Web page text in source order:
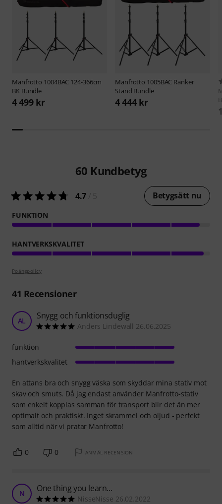
Manfrotto 1004BAC 124-366cm
BK Bundle
4 499 kr
Manfrotto 1005BAC Ranker
Stand Bundle
4 444 kr
60 Kundbetyg
4.7 Betygsätt nu
FUNKTION
HANTVERKSKVALITET
Poängpolicy
41 Recensioner
AL Snygg och funktionsduglig
Anders Lindewall 26.06.2025
En attans bra och snygg väska som skyddar mina stativ mot
skav och smuts. Då jag endast använder Manfrotto-stativ
som enkelt kopplas samman för transport blir det än mer
optimalt och praktiskt. Inget skrammel och oljud - perfekt
som alltid när vi pratar Manfrotto!
funktion
hantverkskvalitet
0 0 ANMÄL RECENSION
N One thing you learn...
NisseNisse 26.02.2022